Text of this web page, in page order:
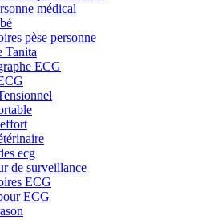
médical
pèse personne
Tanita
ECG
ecg
de surveillance
ECG
ECG